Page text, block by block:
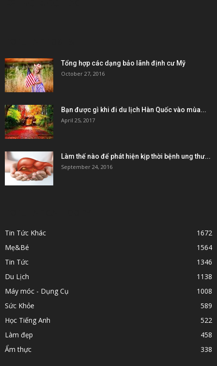
Tổng hợp các dạng bảo lãnh định cư Mỹ
October 27, 2016
Bạn được gì khi đi du lịch Hàn Quốc vào mùa...
April 25, 2017
Làm thế nào để phát hiện kịp thời bệnh ung thư...
September 24, 2016
Tin Tức Khác
1672
Mẹ&Bé
1564
Tin Tức
1346
Du Lịch
1138
Máy móc - Dụng Cụ
1008
Sức Khỏe
589
Học Tiếng Anh
522
Làm đẹp
458
Ẩm thực
338